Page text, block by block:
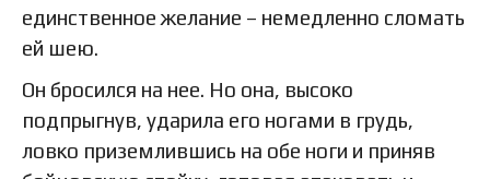
единственное желание – немедленно сломать
ей шею.
Он бросился на нее. Но она, высоко
подпрыгнув, ударила его ногами в грудь,
ловко приземлившись на обе ноги и приняв